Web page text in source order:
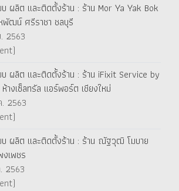
ผลิต และติดตั้งร้าน : ร้าน Mor Ya Yak Bok
พัฒน์ ศรีราชา ชลบุรี
2563
ผลิต และติดตั้งร้าน : ร้าน iFixit Service by
ห้างเซ็ลทรัล แอร์พอร์ต เชียงใหม่
2563
บ ผลิต และติดตั้งร้าน : ร้าน ณัฐวุฒิ โมบาย
งเพชร
2563